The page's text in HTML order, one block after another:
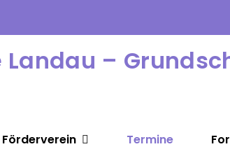
Landau –
Förderverein Termine